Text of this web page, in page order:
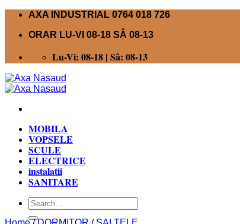
Skip
content
AXA INDUSTRIAL 0764 018 726
ORAR LU-VI 08-18 SÂ 08-13
Lu-Vi: 08-18 | Sâ: 08-13
MOBILA
VOPSELE
SCULE
ELECTRICE
instalatii
SANITARE
Search
for: